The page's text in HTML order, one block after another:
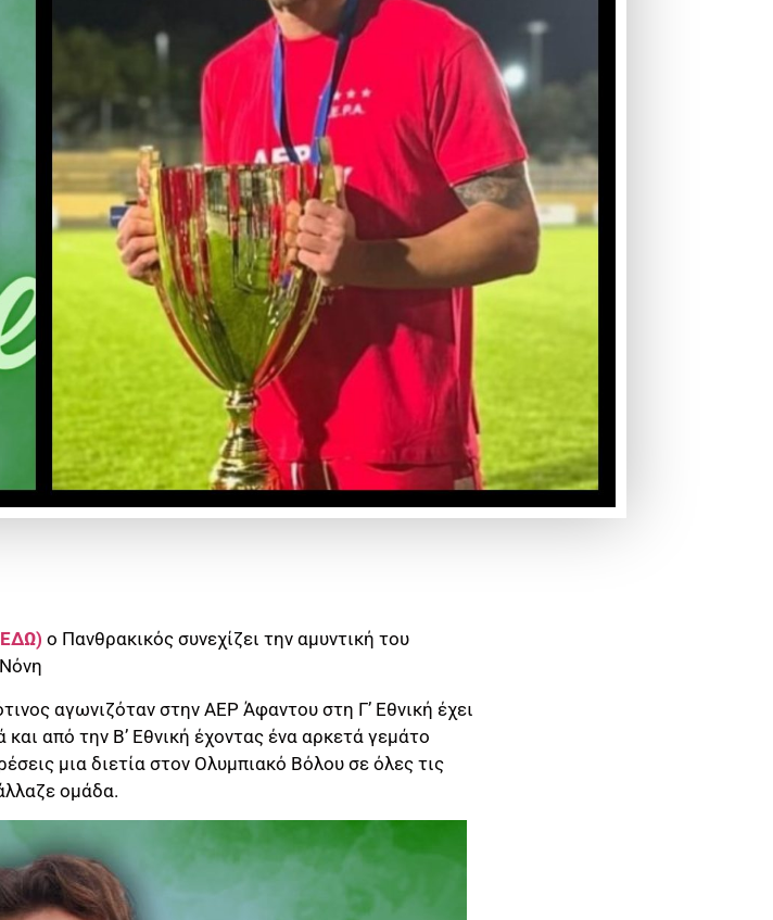
ο Πανθρακικός συνεχίζει την αμυντική του
αγωνιζόταν στην ΑΕΡ Άφαντου στη Γ’ Εθνική έχει
από την Β’ Εθνική έχοντας ένα αρκετά γεμάτο
μια διετία στον Ολυμπιακό Βόλου σε όλες τις
ομάδα.